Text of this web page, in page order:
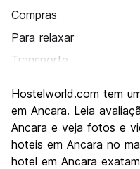
Compras
Para relaxar
Transporte
Cultura
Festas / vida noturna
Custo-beneficio
Hostelworld.com tem
em Ancara. Leia
Ancara e veja fotos e
hoteis em Ancara no
hotel em Ancara